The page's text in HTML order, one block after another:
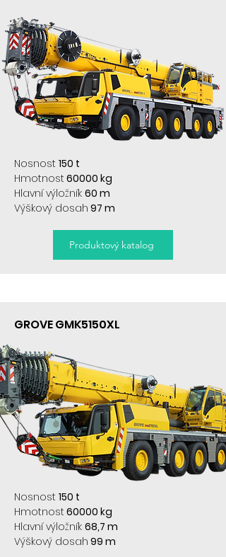
Nosnost 150 t
Hmotnost 60000 kg
Hlavní výložník 60 m
Výškový dosah 97 m
Produktový katalog
GROVE GMK5150XL
Nosnost 150 t
Hmotnost 60000 kg
Hlavní výložník 68,7 m
Výškový dosah 99 m